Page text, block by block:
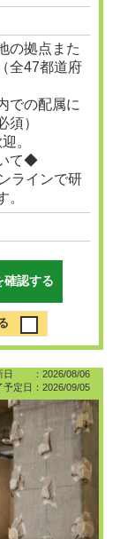
の拠点また
全47都道府
での配属に
須）
。
て◆
ラインで研
。
確認する
日 ：2026/08/06
予定日：2026/09/05